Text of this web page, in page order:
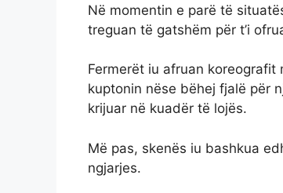
Në momentin e parë të
treguan të gatshëm për t’i
Fermerët iu afruan koreografit
kuptonin nëse bëhej fjalë për
krijuar në kuadër të lojës.
Më pas, skenës iu bashkua
ngjarjes.